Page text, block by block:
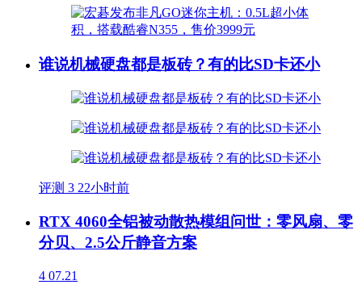
谁说机械硬盘都是板砖？有的比SD卡还小
评测 3 22小时前
RTX 4060全铝被动散热模组问世：零风扇、零
分贝、2.5公斤静音方案
4 07.21